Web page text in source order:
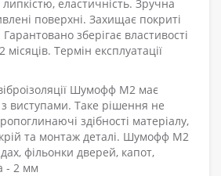
еластичність. Зручна
поверхні. Захищає покриті
Гарантовано зберігає властивості
місяців. Термін експлуатації
Шумофф М2 має
виступами. Таке рішення не
здібності матеріалу,
та монтаж деталі. Шумофф М2
фільонки дверей, капот,
- 2 мм